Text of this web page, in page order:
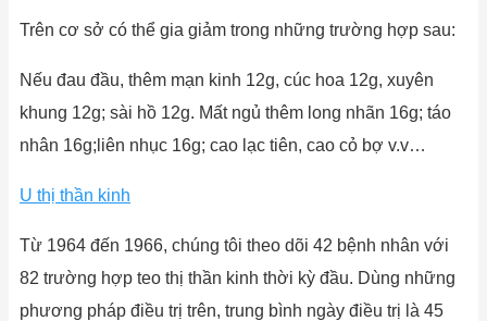
Trên cơ sở có thể gia giảm trong những trường hợp sau:
Nếu đau đầu, thêm mạn kinh 12g, cúc hoa 12g, xuyên
khung 12g; sài hồ 12g. Mất ngủ thêm long nhãn 16g; táo
nhân 16g;liên nhục 16g; cao lạc tiên, cao cỏ bợ v.v…
U thị thần kinh
Từ 1964 đến 1966, chúng tôi theo dõi 42 bệnh nhân với
82 trường hợp teo thị thần kinh thời kỳ đầu. Dùng những
phương pháp điều trị trên, trung bình ngày điều trị là 45